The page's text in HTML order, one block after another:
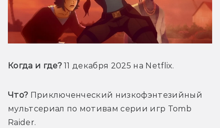
Когда и где? 11 декабря 2025 на Netflix.
Что? Приключенческий низкофэнтезийный
мультсериал по мотивам серии игр Tomb
Raider.